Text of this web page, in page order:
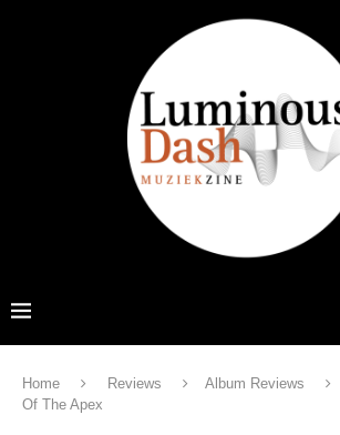
Home Reviews Album Reviews
Of The Apex